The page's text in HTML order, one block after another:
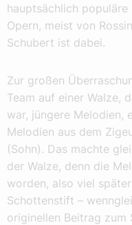
hauptsächlich
Opern, meist von
Schubert ist dabei.
Zur großen
Team auf einer Walze,
war, jüngere Melodien,
Melodien aus dem
(Sohn). Das machte
der Walze, denn die
worden, also viel
Schottenstift –
originellen Beitrag zum